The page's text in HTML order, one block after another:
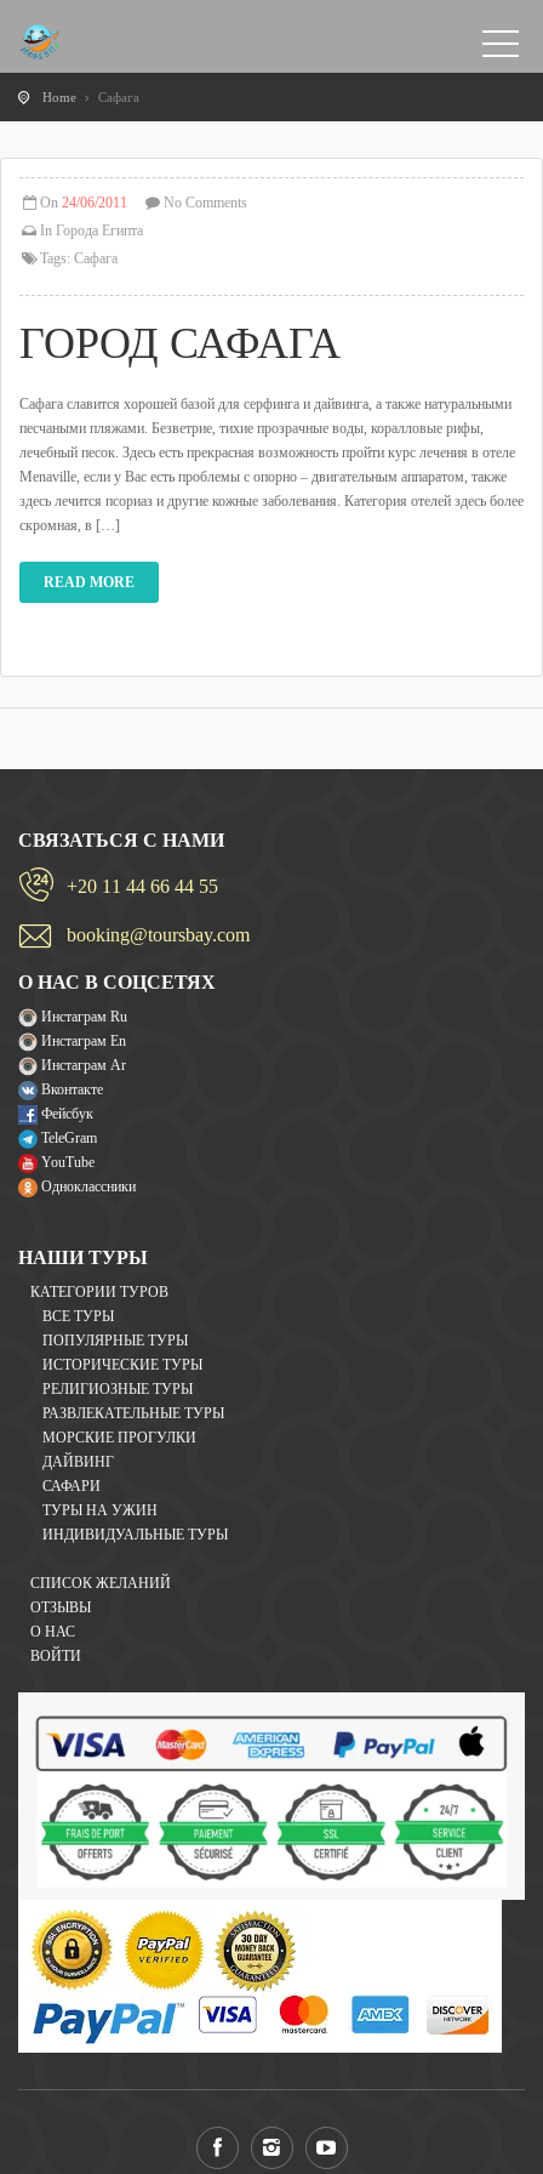
Home Сафага
On 24/06/2011
In Города Египта
Tags: Сафага
No Comments
ГОРОД САФАГА
Сафага славится хорошей базой для серфинга и дайвинга, а также натуральными
песчаными пляжами. Безветрие, тихие прозрачные воды, коралловые рифы,
лечебный песок. Здесь есть прекрасная возможность пройти курс лечения в отеле
Menaville, если у Вас есть проблемы с опорно – двигательным аппаратом, также
здесь лечится псориаз и другие кожные заболевания. Категория отелей здесь более
скромная, в […]
READ MORE
СВЯЗАТЬСЯ С НАМИ
+20 11 44 66 44 55
booking@toursbay.com
О НАС В СОЦСЕТЯХ
Инстаграм Ru
Инстаграм En
Инстаграм Ar
Вконтакте
Фейсбук
TeleGram
YouTube
Одноклассники
НАШИ ТУРЫ
КАТЕГОРИИ ТУРОВ
ВСЕ ТУРЫ
ПОПУЛЯРНЫЕ ТУРЫ
ИСТОРИЧЕСКИЕ ТУРЫ
РЕЛИГИОЗНЫЕ ТУРЫ
РАЗВЛЕКАТЕЛЬНЫЕ ТУРЫ
МОРСКИЕ ПРОГУЛКИ
ДАЙВИНГ
САФАРИ
ТУРЫ НА УЖИН
ИНДИВИДУАЛЬНЫЕ ТУРЫ
СПИСОК ЖЕЛАНИЙ
ОТЗЫВЫ
О НАС
ВОЙТИ